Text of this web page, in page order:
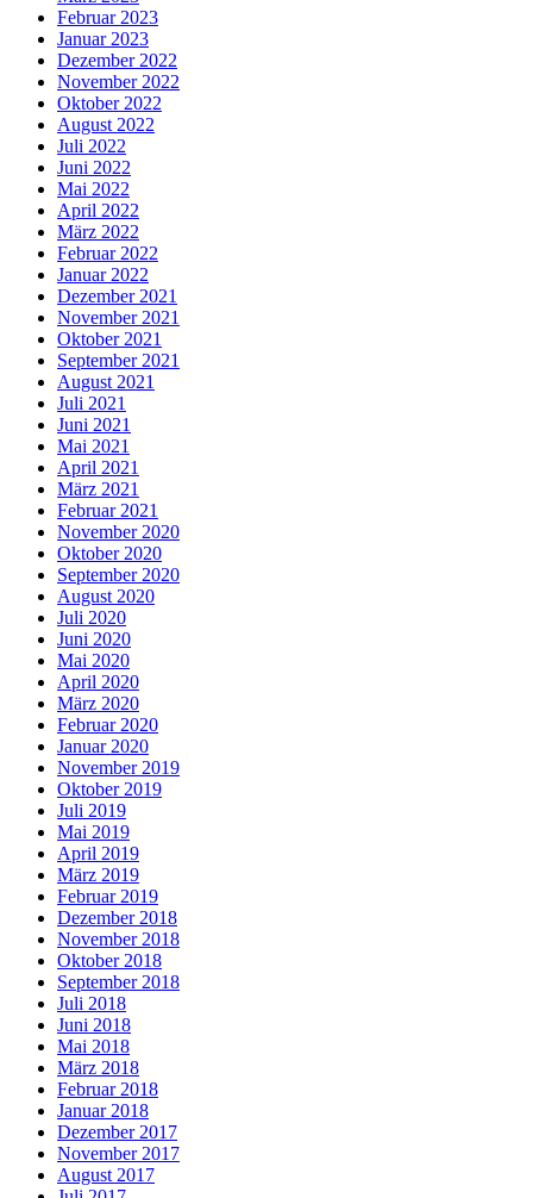
Februar 2023
Januar 2023
Dezember 2022
November 2022
Oktober 2022
August 2022
Juli 2022
Juni 2022
Mai 2022
April 2022
März 2022
Februar 2022
Januar 2022
Dezember 2021
November 2021
Oktober 2021
September 2021
August 2021
Juli 2021
Juni 2021
Mai 2021
April 2021
März 2021
Februar 2021
November 2020
Oktober 2020
September 2020
August 2020
Juli 2020
Juni 2020
Mai 2020
April 2020
März 2020
Februar 2020
Januar 2020
November 2019
Oktober 2019
Juli 2019
Mai 2019
April 2019
März 2019
Februar 2019
Dezember 2018
November 2018
Oktober 2018
September 2018
Juli 2018
Juni 2018
Mai 2018
März 2018
Februar 2018
Januar 2018
Dezember 2017
November 2017
August 2017